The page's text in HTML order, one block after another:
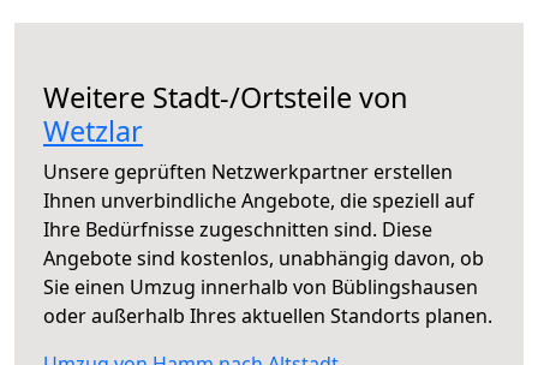
Weitere Stadt-/Ortsteile von
Wetzlar
Unsere geprüften Netzwerkpartner erstellen
Ihnen unverbindliche Angebote, die speziell auf
Ihre Bedürfnisse zugeschnitten sind. Diese
Angebote sind kostenlos, unabhängig davon, ob
Sie einen Umzug innerhalb von Büblingshausen
oder außerhalb Ihres aktuellen Standorts planen.